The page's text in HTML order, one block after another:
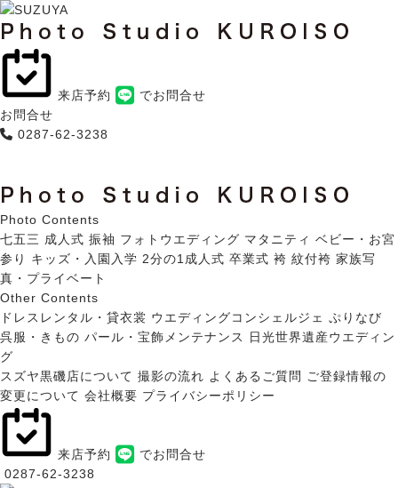
来店予約
でお問合せ
お問合せ
0287-62-3238
Photo Contents
七五三 成人式 振袖 フォトウエディング マタニティ ベビー・お宮
参り
キッズ・入園入学 2分の1成人式 卒業式 袴 紋付袴 家族写
真・プライベート
Other Contents
ドレスレンタル・貸衣裳 ウエディングコンシェルジェ ぷりなび
呉服・きもの パール・宝飾メンテナンス
日光世界遺産ウエディン
グ
スズヤ黒磯店について 撮影の流れ よくあるご質問
ご登録情報の
変更について 会社概要 プライバシーポリシー
来店予約
でお問合せ
0287-62-3238